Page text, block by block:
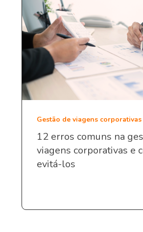
Gestão de viagens corporativas
12 erros comuns na
viagens corporativas e
evitá-los